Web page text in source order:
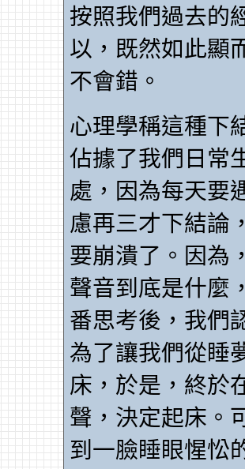
按照我們過去的
以，既然如此顯
不會錯。
心理學稱這種下
佔據了我們日常
處，因為每天要
慮再三才下結論
要崩潰了。因為
聲音到底是什麼
番思考後，我們
為了讓我們從睡
床，於是，終於
聲，決定起床。
到一臉睡眼惺忪